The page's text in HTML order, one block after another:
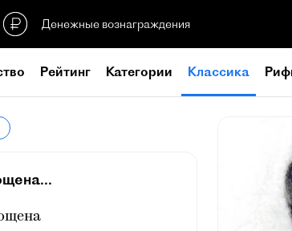
Денежные вознаграждения
Рейтинг Категории Классика